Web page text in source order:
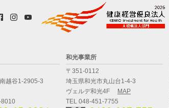
越谷1-2905-3
和光事業所
〒351-0112
埼玉県和光市丸山台1-4-3
ヴェルデ和光4F
MAP
TEL 048-451-7755